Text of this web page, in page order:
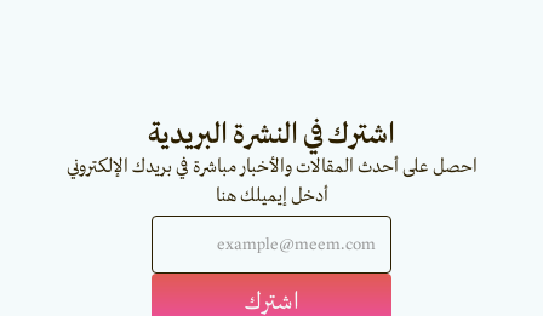
اشترك في النشرة البريدية
احصل على أحدث المقالات والأخبار مباشرة في بريدك الإلكتروني
أدخل إيميلك هنا